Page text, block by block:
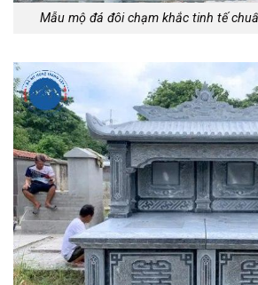
Mẫu mộ đá đôi chạm khắc tinh tế